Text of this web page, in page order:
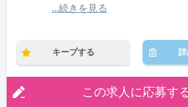
12:00〜21:00(休憩1:00)
...続きを見る
キープする
この求人に応募す